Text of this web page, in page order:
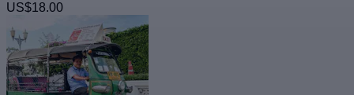
US$18.00